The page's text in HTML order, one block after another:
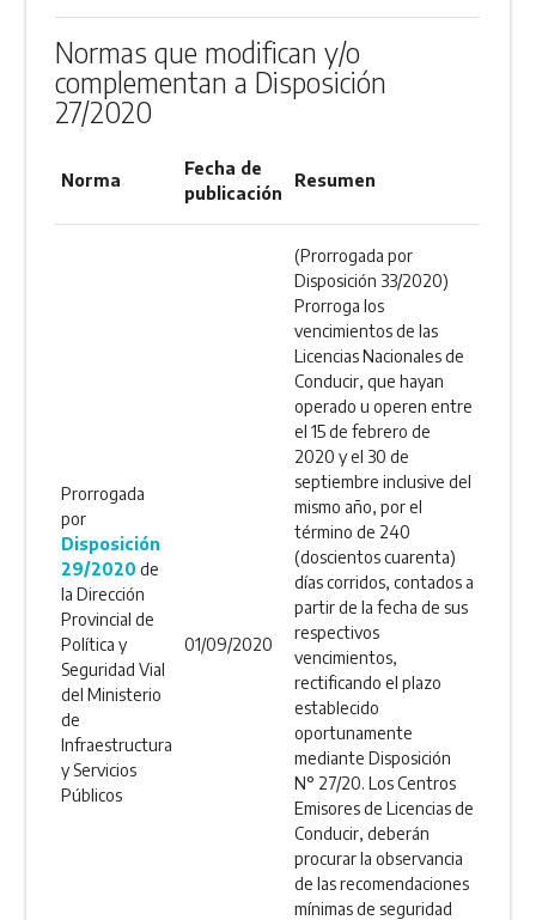
Normas que modifican y/o
complementan a Disposición
27/2020
Norma
Fecha de
publicación
Resumen
Prorrogada
por
Disposición
29/2020 de
la Dirección
Provincial de
Política y
Seguridad Vial
del Ministerio
de
Infraestructura
y Servicios
Públicos
01/09/2020
(Prorrogada por
Disposición 33/2020)
Prorroga los
vencimientos de las
Licencias Nacionales de
Conducir, que hayan
operado u operen entre
el 15 de febrero de
2020 y el 30 de
septiembre inclusive del
mismo año, por el
término de 240
(doscientos cuarenta)
días corridos, contados a
partir de la fecha de sus
respectivos
vencimientos,
rectificando el plazo
establecido
oportunamente
mediante Disposición
N° 27/20. Los Centros
Emisores de Licencias de
Conducir, deberán
procurar la observancia
de las recomendaciones
mínimas de seguridad